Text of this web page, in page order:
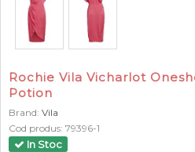
Rochie Vila Vicharlot
Potion
Brand: Vila
Cod produs: 79396-1
In Stoc